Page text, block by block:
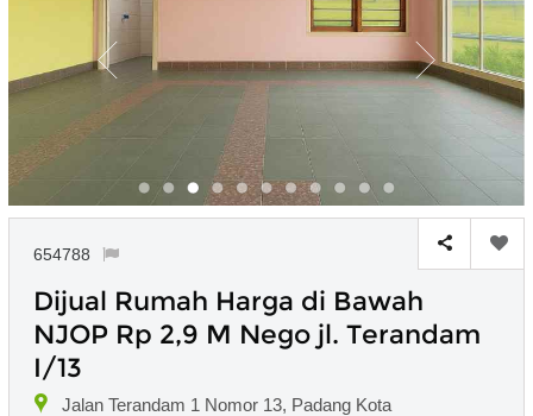
654788
Dijual Rumah Harga di Bawah
NJOP Rp 2,9 M Nego jl. Terandam
I/13
Jalan Terandam 1 Nomor 13, Padang Kota
Untuk hasil simulasi
pada kotak-
Simpan